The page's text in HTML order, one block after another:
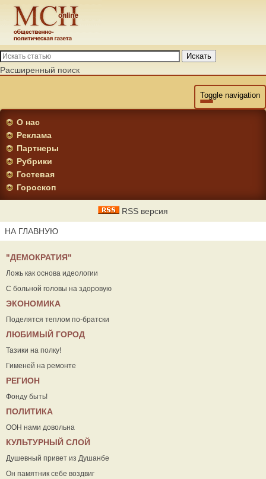
Искать
Расширенный поиск
Toggle navigation
О нас
Реклама
Партнеры
Рубрики
Гостевая
Гороскоп
RSS версия
НА ГЛАВНУЮ
"ДЕМОКРАТИЯ"
Ложь как основа идеологии
С больной головы на здоровую
ЭКОНОМИКА
Поделятся теплом по-братски
ЛЮБИМЫЙ ГОРОД
Тазики на полку!
Гименей на ремонте
РЕГИОН
Фонду быть!
ПОЛИТИКА
ООН нами довольна
КУЛЬТУРНЫЙ СЛОЙ
Душевный привет из Душанбе
Он памятник себе воздвиг